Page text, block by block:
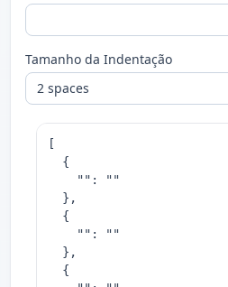
Tamanho da Indentação